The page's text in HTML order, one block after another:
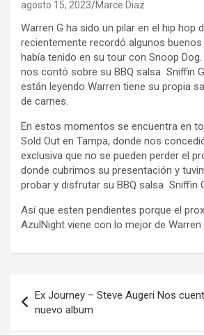
agosto 15, 2023 Marce Diaz
Warren G ha sido un pilar en el hip hop
recientemente recordó algunos
había tenido en su tour con Snoop
nos contó sobre su BBQ salsa Sniffin
están leyendo Warren tiene su propia
de carnes.
En estos momentos se encuentra en
Sold Out en Tampa, donde nos
exclusiva que no se pueden perder el
donde cubrimos su presentación y
probar y disfrutar su BBQ salsa Sniffin
Así que esten pendientes porque el
AzulNight viene con lo mejor de Warren
de
entradas
Ex Journey – Steve Augeri Nos
nuevo album